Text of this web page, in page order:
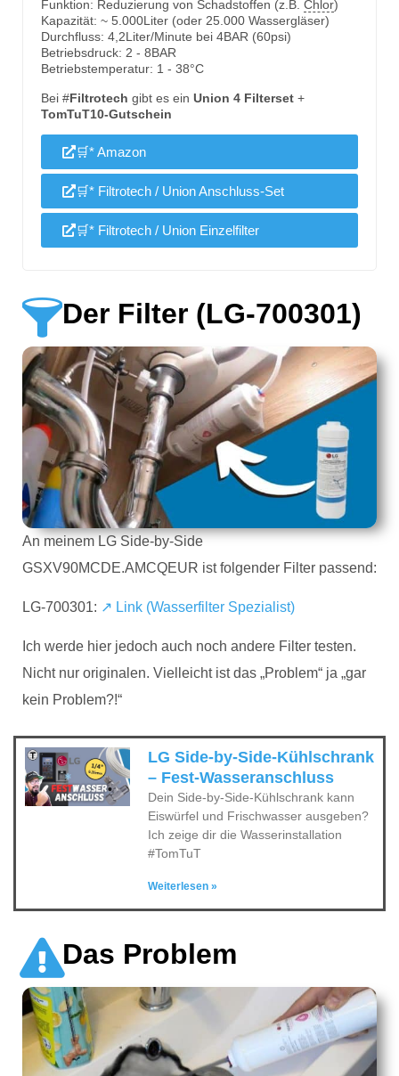
Funktion: Reduzierung von Schadstoffen (z.B. Chlor)
Kapazität: ~ 5.000Liter (oder 25.000 Wassergläser)
Durchfluss: 4,2Liter/Minute bei 4BAR (60psi)
Betriebsdruck: 2 - 8BAR
Betriebstemperatur: 1 - 38°C
Bei #Filtrotech gibt es ein Union 4 Filterset +
TomTuT10-Gutschein
🛒* Amazon
🛒* Filtrotech / Union Anschluss-Set
🛒* Filtrotech / Union Einzelfilter
Der Filter (LG-700301)
An meinem LG Side-by-Side
GSXV90MCDE.AMCQEUR ist folgender Filter passend:
LG-700301: ↗ Link (Wasserfilter Spezialist)
Ich werde hier jedoch auch noch andere Filter testen.
Nicht nur originalen. Vielleicht ist das „Problem“ ja „gar
kein Problem?!“
LG Side-by-Side-Kühlschrank
– Fest-Wasseranschluss
Dein Side-by-Side-Kühlschrank kann
Eiswürfel und Frischwasser ausgeben?
Ich zeige dir die Wasserinstallation
#TomTuT
Weiterlesen »
Das Problem